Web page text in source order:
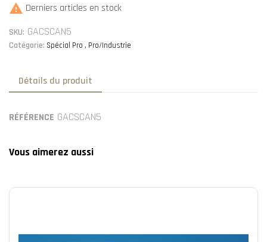
 Derniers articles en stock
SKU: GACSCAN5
Catégorie: Spécial Pro Pro/Industrie
Détails du produit
RÉFÉRENCE GACSCAN5
Vous aimerez aussi